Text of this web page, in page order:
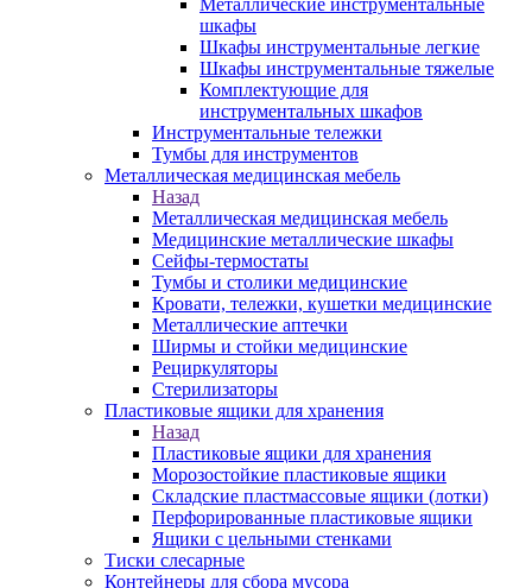
Металлические инструментальные
шкафы
Шкафы инструментальные легкие
Шкафы инструментальные тяжелые
Комплектующие для
инструментальных шкафов
Инструментальные тележки
Тумбы для инструментов
Металлическая медицинская мебель
Назад
Металлическая медицинская мебель
Медицинские металлические шкафы
Сейфы-термостаты
Тумбы и столики медицинские
Кровати, тележки, кушетки медицинские
Металлические аптечки
Ширмы и стойки медицинские
Рециркуляторы
Стерилизаторы
Пластиковые ящики для хранения
Назад
Пластиковые ящики для хранения
Морозостойкие пластиковые ящики
Складские пластмассовые ящики (лотки)
Перфорированные пластиковые ящики
Ящики с цельными стенками
Тиски слесарные
Контейнеры для сбора мусора